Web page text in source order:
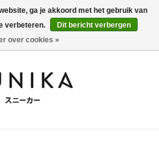
0 Artikelen - €0,00
ga je akkoord met het gebruik van
verbeteren.
Dit bericht verbergen
over cookies »